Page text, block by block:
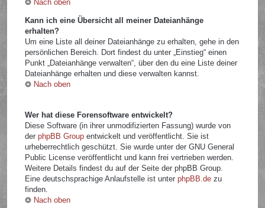
Nach oben
Kann ich eine Übersicht all meiner Dateianhänge
erhalten?
Um eine Liste all deiner Dateianhänge zu erhalten, gehe in den
persönlichen Bereich. Dort findest du unter „Einstieg“ einen
Punkt „Dateianhänge verwalten“, über den du eine Liste deiner
Dateianhänge erhalten und diese verwalten kannst.
Nach oben
Wer hat diese Forensoftware entwickelt?
Diese Software (in ihrer unmodifizierten Fassung) wurde von
derphpBB Group entwickelt und veröffentlicht. Sie ist
urheberrechtlich geschützt. Sie wurde unter der GNU General
Public License veröffentlicht und kann frei vertrieben werden.
Weitere Details findest du auf der Seite der phpBB Group.
Eine deutschsprachige Anlaufstelle ist unterphpBB.de zu
finden.
Nach oben